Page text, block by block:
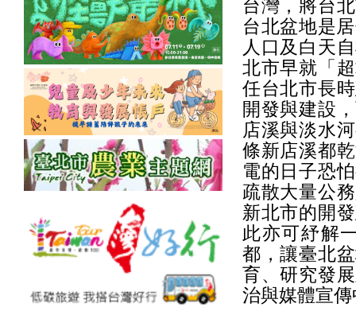
台灣，將台
台北盆地是
人口及白天
北市早就「
任台北市長
開發與建設
店溪與淡水
條新店溪都
電的日子恐
疏散大量公
新北市的開
此亦可紓解
都，讓臺北
育、研究發
治與媒體宣